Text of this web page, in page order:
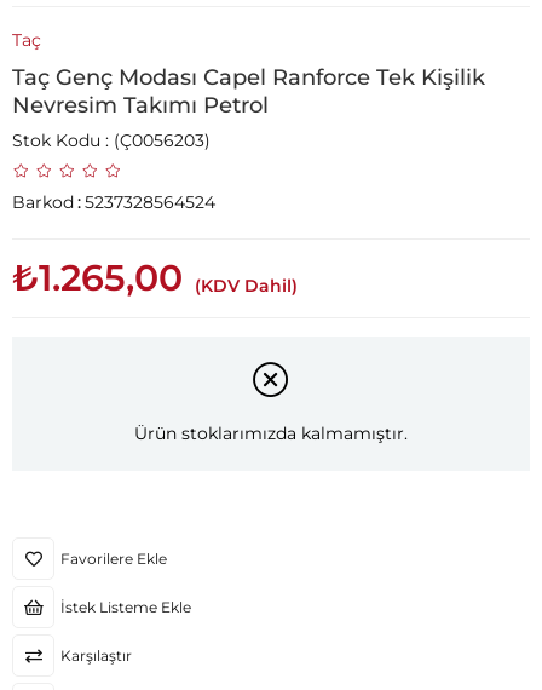
Taç
Taç Genç Modası Capel Ranforce Tek Kişilik
Nevresim Takımı Petrol
Stok Kodu (Ç0056203)
Barkod:5237328564524
₺1.265,00 (KDV Dahil)
Ürün stoklarımızda kalmamıştır.
Favorilere Ekle
İstek Listeme Ekle
Karşılaştır